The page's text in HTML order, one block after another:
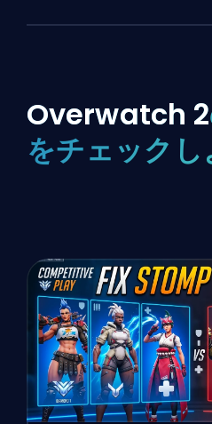
Overwatch 2
をチェックし